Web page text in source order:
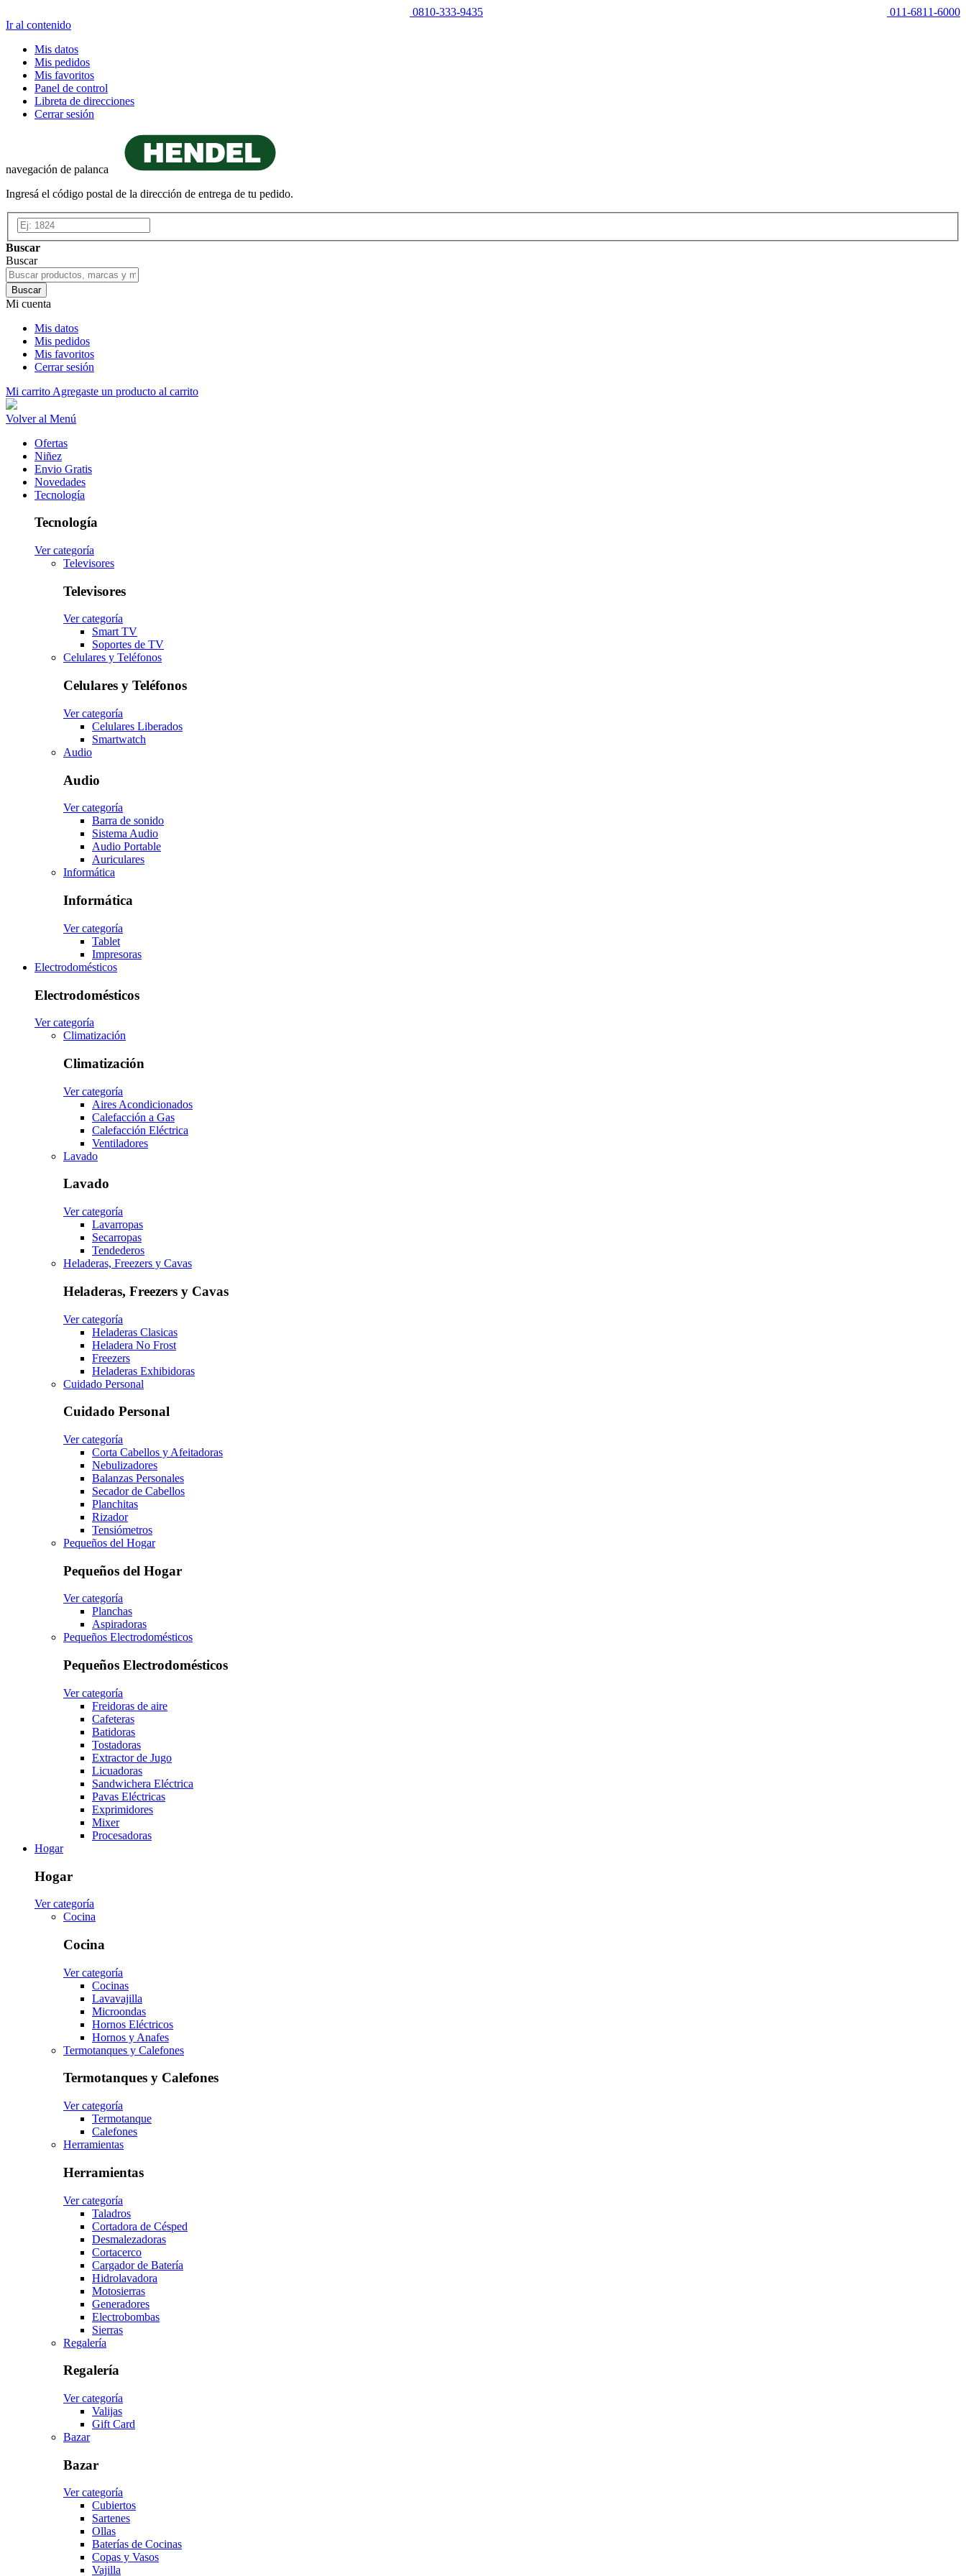
0810-333-9435
011-6811-6000
Ir al contenido
Mis datos
Mis pedidos
Mis favoritos
Panel de control
Libreta de direcciones
Cerrar sesión
navegación de palanca
Ingresá el código postal de la dirección de entrega de tu pedido.
Buscar
Buscar
Buscar
Mi cuenta
Mis datos
Mis pedidos
Mis favoritos
Cerrar sesión
Mi carrito Agregaste un producto al carrito
Volver al Menú
Ofertas
Niñez
Envio Gratis
Novedades
Tecnología
Tecnología
Ver categoría
Televisores
Televisores
Ver categoría
Smart TV
Soportes de TV
Celulares y Teléfonos
Celulares y Teléfonos
Ver categoría
Celulares Liberados
Smartwatch
Audio
Audio
Ver categoría
Barra de sonido
Sistema Audio
Audio Portable
Auriculares
Informática
Informática
Ver categoría
Tablet
Impresoras
Electrodomésticos
Electrodomésticos
Ver categoría
Climatización
Climatización
Ver categoría
Aires Acondicionados
Calefacción a Gas
Calefacción Eléctrica
Ventiladores
Lavado
Lavado
Ver categoría
Lavarropas
Secarropas
Tendederos
Heladeras, Freezers y Cavas
Heladeras, Freezers y Cavas
Ver categoría
Heladeras Clasicas
Heladera No Frost
Freezers
Heladeras Exhibidoras
Cuidado Personal
Cuidado Personal
Ver categoría
Corta Cabellos y Afeitadoras
Nebulizadores
Balanzas Personales
Secador de Cabellos
Planchitas
Rizador
Tensiómetros
Pequeños del Hogar
Pequeños del Hogar
Ver categoría
Planchas
Aspiradoras
Pequeños Electrodomésticos
Pequeños Electrodomésticos
Ver categoría
Freidoras de aire
Cafeteras
Batidoras
Tostadoras
Extractor de Jugo
Licuadoras
Sandwichera Eléctrica
Pavas Eléctricas
Exprimidores
Mixer
Procesadoras
Hogar
Hogar
Ver categoría
Cocina
Cocina
Ver categoría
Cocinas
Lavavajilla
Microondas
Hornos Eléctricos
Hornos y Anafes
Termotanques y Calefones
Termotanques y Calefones
Ver categoría
Termotanque
Calefones
Herramientas
Herramientas
Ver categoría
Taladros
Cortadora de Césped
Desmalezadoras
Cortacerco
Cargador de Batería
Hidrolavadora
Motosierras
Generadores
Electrobombas
Sierras
Regalería
Regalería
Ver categoría
Valijas
Gift Card
Bazar
Bazar
Ver categoría
Cubiertos
Sartenes
Ollas
Baterías de Cocinas
Copas y Vasos
Vajilla